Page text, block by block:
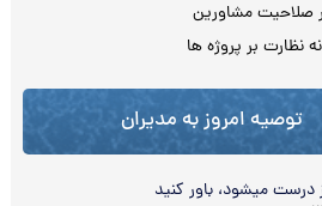
صلاحیت مشاورین
نظارت بر پروژه ها
توصیه امروز به مدیران
میشود، باور کنید